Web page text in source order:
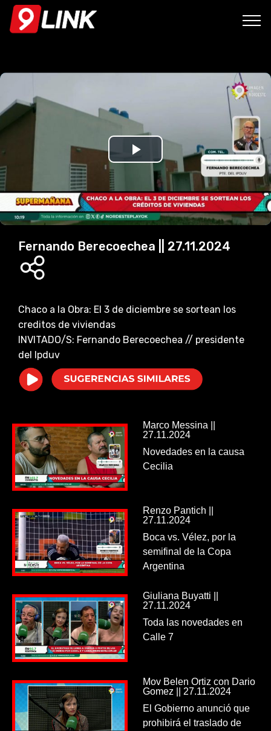
P
l
a
y
o
Fernando Berecoechea || 27.11.2024
Chaco a la Obra: El 3 de diciembre se sortean los
creditos de viviendas
INVITADO/S: Fernando Berecoechea // presidente
del Ipduv
Marco Messina ||
27.11.2024
Novedades en la causa
Cecilia
Renzo Pantich ||
27.11.2024
Boca vs. Vélez, por la
semifinal de la Copa
Argentina
Giuliana Buyatti ||
27.11.2024
Toda las novedades en
Calle 7
Mov Belen Ortiz con Dario
Gomez || 27.11.2024
El Gobierno anunció que
prohibirá el traslado de